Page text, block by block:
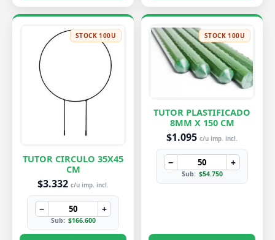
STOCK 100U
TUTOR CIRCULO 35X45
CM
$3.332 c/u imp. incl.
− +
Sub: $166.600
STOCK 100U
TUTOR PLASTIFICADO
8MM X 150 CM
$1.095 c/u imp. incl.
− +
Sub: $54.750